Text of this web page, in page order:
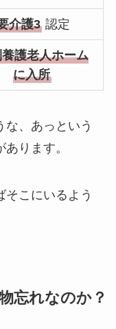
介護3認定
護老人ホーム
に入所
な、あっという
ります。
そこにいるよう
忘れなのか？